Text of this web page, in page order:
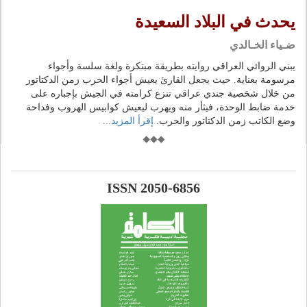
يحدث في البلاد السعيدة
ضـياء الخـالدي
يبني الروائي العراقي روايته بطريقة مبتكرة ولغة سلسة وأجواء
مرسومة بعناية. حيث يجعل القارئ يعيش أجواء الحرب زمن الدكتاتور
من خلال شخصية جندي عراقي تنزع كرامته في الجيش بإجباره على
خدمة ضابط الوحدة، فيثأر منه ويهرب ليعيش كوابيس الهروب وفداحة
وضع الكاتب زمن الدكتاتور والحرب.
إقرأ المزيد...
ISSN 2050-6856